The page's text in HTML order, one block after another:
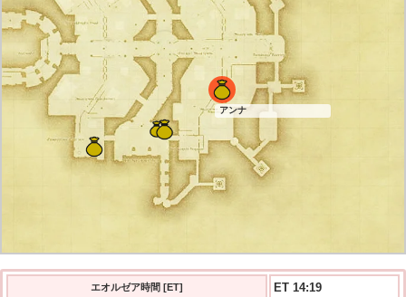
アンナ
エオルゼア時間 [ET] ET 14:20